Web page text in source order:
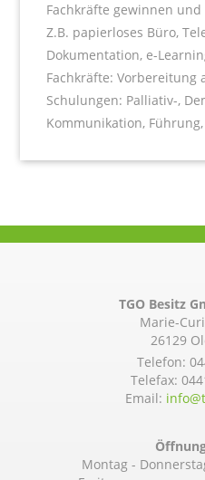
Fachkräfte gewinnen
Z.B. papierloses Büro,
Dokumentation, e-
Fachkräfte:
Schulungen: Palliativ-,
Kommunikation,
TGO Besitz
Marie-
26129
Telefon:
Telefax:
Email:
Montag -